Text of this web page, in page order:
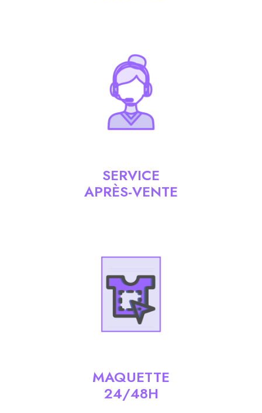
SERVICE
APRÈS-VENTE
MAQUETTE
24/48H